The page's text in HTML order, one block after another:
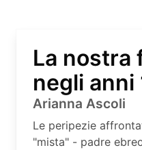
La nostra
negli
Arianna Ascoli
Le peripezie
"mista" - padre